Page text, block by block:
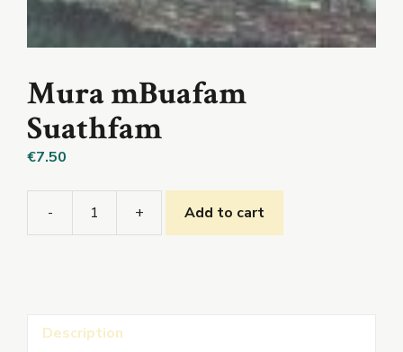
Mura mBuafam
Suathfam
€7.50
-
Mura
+ Add to cart
Description